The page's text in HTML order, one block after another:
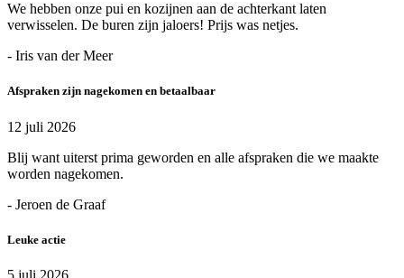
We hebben onze pui en kozijnen aan de achterkant laten
verwisselen. De buren zijn jaloers! Prijs was netjes.
- Iris van der Meer
Afspraken zijn nagekomen en betaalbaar
12 juli 2026
Blij want uiterst prima geworden en alle afspraken die we maakte
worden nagekomen.
- Jeroen de Graaf
Leuke actie
5 juli 2026